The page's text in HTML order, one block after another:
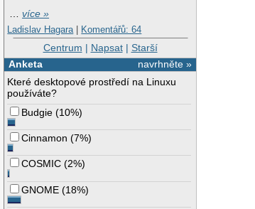
…více »
Ladislav Hagara | Komentářů: 64
Centrum | Napsat| Starší
navrhněte »
Anketa
Které desktopové prostředí na Linuxu
používáte?
Budgie (10%)
Cinnamon (7%)
COSMIC (2%)
GNOME (18%)